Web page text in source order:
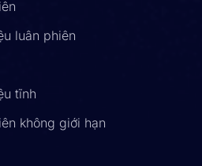
luân phiên
tĩnh
không giới hạn